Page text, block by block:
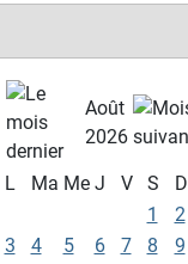
Août
2026
L Ma Me J V S
D
1
2
3
4 5 6 7 8
9